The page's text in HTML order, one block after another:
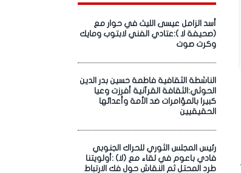
أسد الزامل عيسى الليث في حوار مع
(صحيفة لا ):عتادي الفني لابتوب ومايك
وكرت صوت
الناشطة الثقافية فاطمة حسين بدر الدين
الحوثي:الثقافة القرآنية أفرزت وعيا
كبيرا بالمؤامرات ضد الأمة وأعدائها
الحقيقيين
رئيس المجلس الثوري للحراك الجنوبي
فادي باعوم في لقاء مع (لا) :أولويتنا
طرد المحتل ثم النقاش حول فك الارتباط